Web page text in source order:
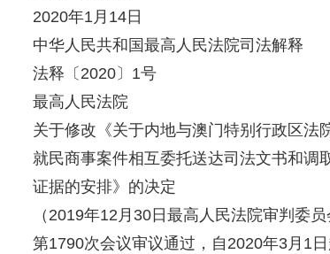
2020年1月14日
中华人民共和国最高人民法院司法解释
法释〔2020〕1号
最高人民法院
关于修改《关于内地与澳门特别行政区法
就民商事案件相互委托送达司法文书和调
证据的安排》的决定
（2019年12月30日最高人民法院审判委员
第1790次会议审议通过，自2020年3月1日